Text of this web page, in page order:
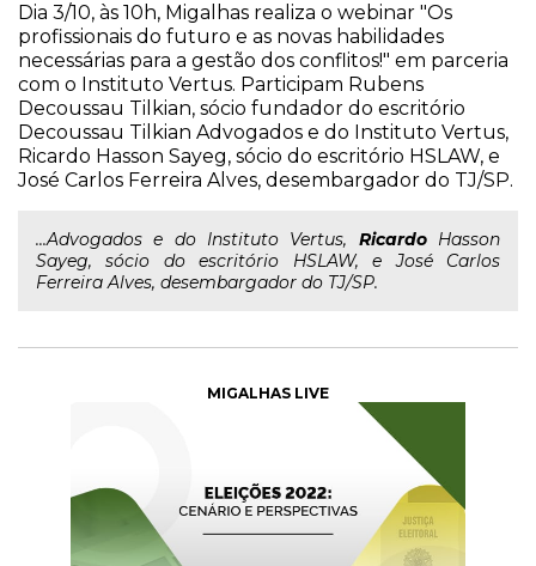
Dia 3/10, às 10h, Migalhas realiza o webinar "Os
profissionais do futuro e as novas habilidades
necessárias para a gestão dos conflitos!" em parceria
com o Instituto Vertus. Participam Rubens
Decoussau Tilkian, sócio fundador do escritório
Decoussau Tilkian Advogados e do Instituto Vertus,
Ricardo Hasson Sayeg, sócio do escritório HSLAW, e
José Carlos Ferreira Alves, desembargador do TJ/SP.
...Advogados e do Instituto Vertus, RicardoHasson
Sayeg, sócio do escritório HSLAW, e José Carlos
Ferreira Alves, desembargador do TJ/SP.
MIGALHAS LIVE